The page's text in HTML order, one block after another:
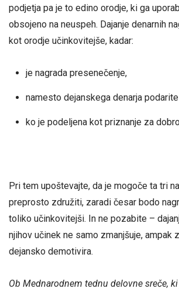
podjetja pa je to edino orodje, ki ga
obsojeno na neuspeh. Dajanje denarnih
kot orodje učinkovitejše, kadar:
je nagrada presenečenje,
namesto dejanskega denarja
ko je podeljena kot priznanje za
Pri tem upoštevajte, da je mogoče ta tri
preprosto združiti, zaradi česar bodo
toliko učinkovitejši. In ne pozabite –
njihov učinek ne samo zmanjšuje, ampak
dejansko demotivira.
Ob Mednarodnem tednu delovne sreče,